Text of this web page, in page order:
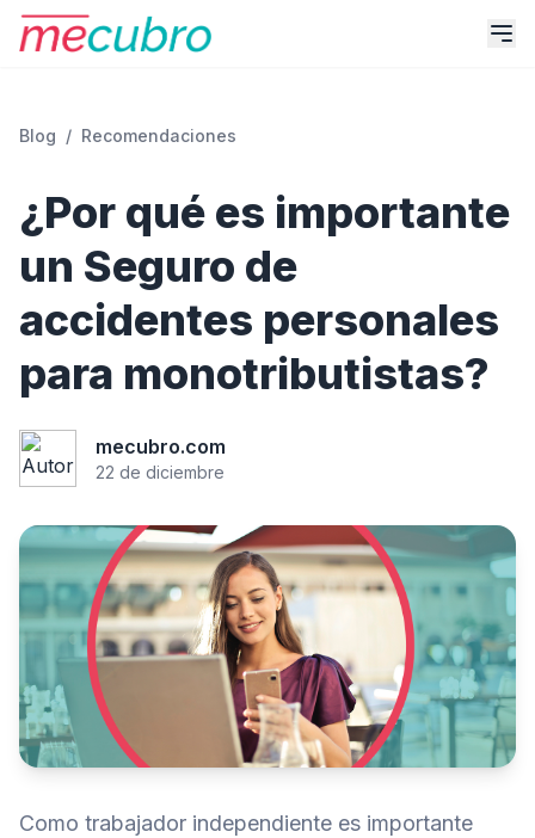
Blog / Recomendaciones
¿Por qué es importante
un Seguro de
accidentes personales
para monotributistas?
mecubro.com
22 de diciembre
Como trabajador independiente es importante